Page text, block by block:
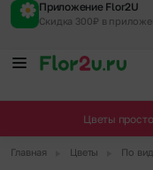
Приложение Flor2U
Скидка 300₽ в
Цветы
Главная Цветы По